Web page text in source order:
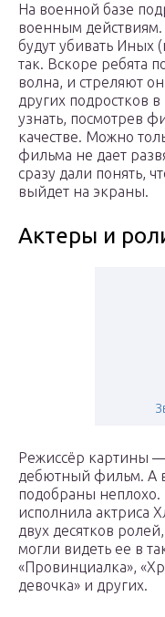
На военной базе
военным действиям.
будут убивать Иных
так. Вскоре ребята
волна, и стреляют
других подростков
узнать, посмотрев
качестве. Можно
фильма не дает
сразу дали понять,
выйдет на экраны.
Актеры и
Режиссёр картины
дебютный фильм. А
подобраны
исполнила актриса
двух десятков
могли видеть ее в
«Провинциалка»,
девочка» и других.